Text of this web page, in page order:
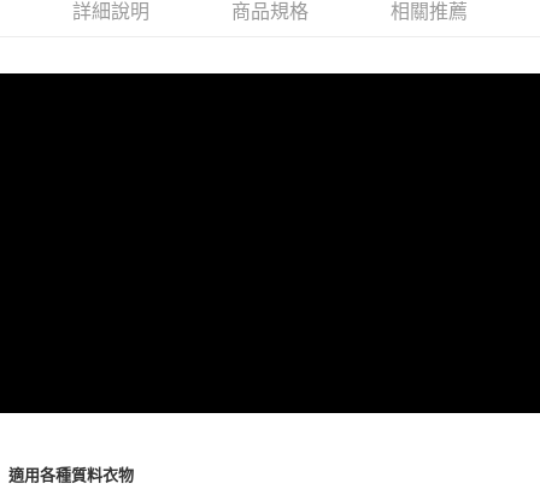
詳細說明 商品規格 相關推薦
適用各種質料衣物